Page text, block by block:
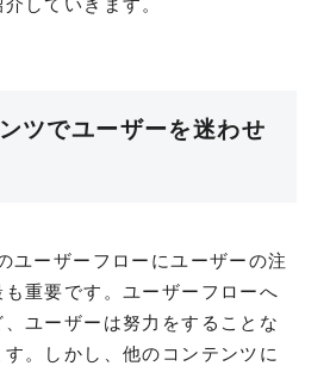
していきます。
ツでユーザーを迷わせ
ユーザーフローにユーザーの注
重要です。ユーザーフローへ
ユーザーは努力をすることな
。しかし、他のコンテンツに